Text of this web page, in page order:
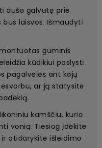
dušo galvutę prie
laisvos. Išmaudyti
guminis
kūdikiui paslysti
pagalvėlės ant kojų
ar ją statysite
kamščiu, kurio
vonią. Tiesiog įdėkite
atidarykite išleidimo